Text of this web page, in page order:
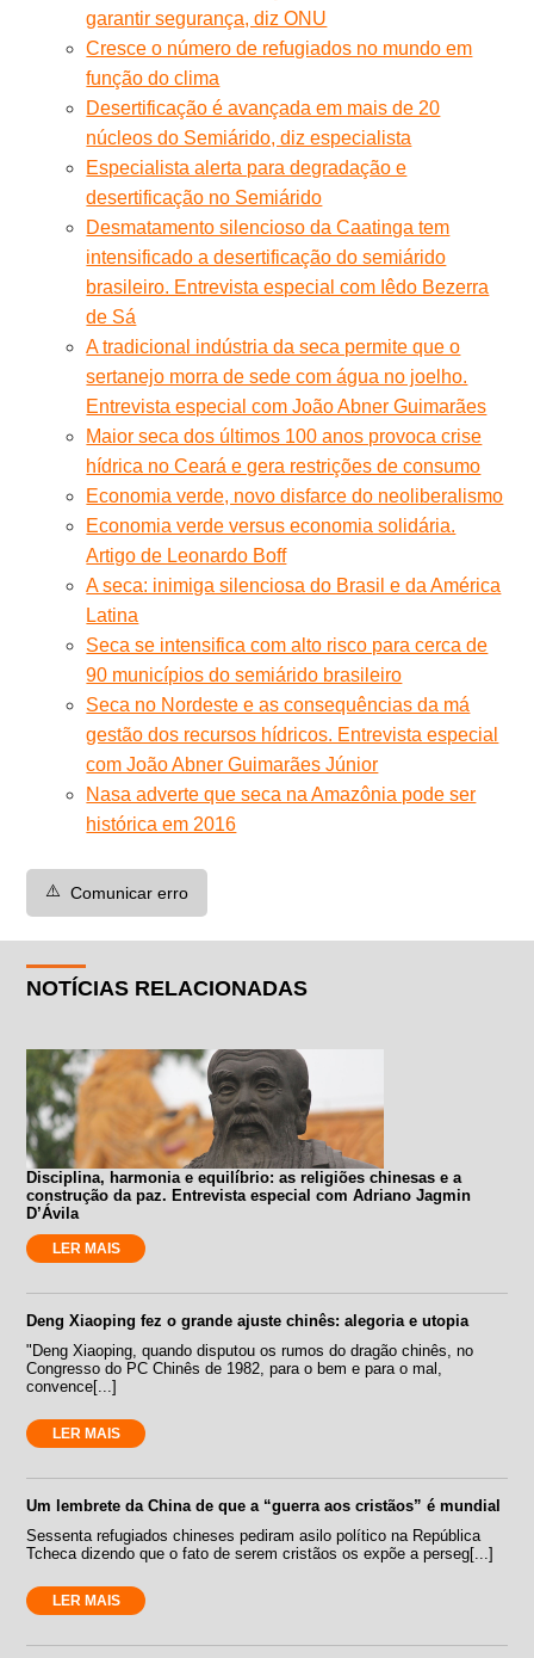
garantir segurança, diz ONU
Cresce o número de refugiados no mundo em
função do clima
Desertificação é avançada em mais de 20
núcleos do Semiárido, diz especialista
Especialista alerta para degradação e
desertificação no Semiárido
Desmatamento silencioso da Caatinga tem
intensificado a desertificação do semiárido
brasileiro. Entrevista especial com Iêdo Bezerra
de Sá
A tradicional indústria da seca permite que o
sertanejo morra de sede com água no joelho.
Entrevista especial com João Abner Guimarães
Maior seca dos últimos 100 anos provoca crise
hídrica no Ceará e gera restrições de consumo
Economia verde, novo disfarce do neoliberalismo
Economia verde versus economia solidária.
Artigo de Leonardo Boff
A seca: inimiga silenciosa do Brasil e da América
Latina
Seca se intensifica com alto risco para cerca de
90 municípios do semiárido brasileiro
Seca no Nordeste e as consequências da má
gestão dos recursos hídricos. Entrevista especial
com João Abner Guimarães Júnior
Nasa adverte que seca na Amazônia pode ser
histórica em 2016
⚠️ Comunicar erro
NOTÍCIAS RELACIONADAS
Disciplina, harmonia e equilíbrio: as religiões chinesas e a
construção da paz. Entrevista especial com Adriano Jagmin
D’Ávila
LER MAIS
Deng Xiaoping fez o grande ajuste chinês: alegoria e utopia
"Deng Xiaoping, quando disputou os rumos do dragão chinês, no
Congresso do PC Chinês de 1982, para o bem e para o mal,
convence[...]
LER MAIS
Um lembrete da China de que a “guerra aos cristãos” é mundial
Sessenta refugiados chineses pediram asilo político na República
Tcheca dizendo que o fato de serem cristãos os expõe a perseg[...]
LER MAIS